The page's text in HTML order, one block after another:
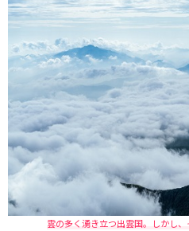
雲の多く湧き立つ出雲国。しかし